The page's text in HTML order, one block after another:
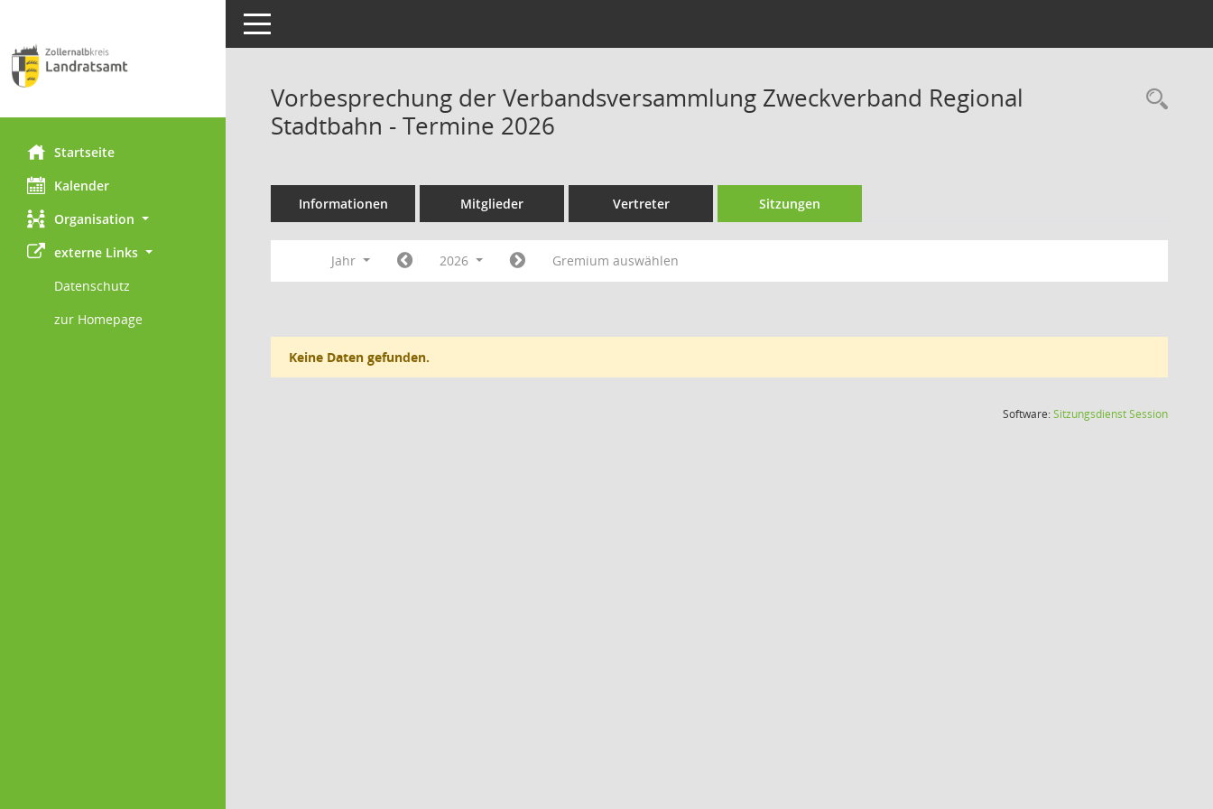
Startseite
Kalender
Organisation
externe Links
Datenschutz
zur Homepage
Toggle navigation
Vorbesprechung der Verbandsversammlung Zweckverband Regional
Stadtbahn - Termine 2026
Informationen Mitglieder Vertreter Sitzungen
Jahr 2026 Gremium auswählen
Keine Daten gefunden.
Software:SitzungsdienstSession(Wird in